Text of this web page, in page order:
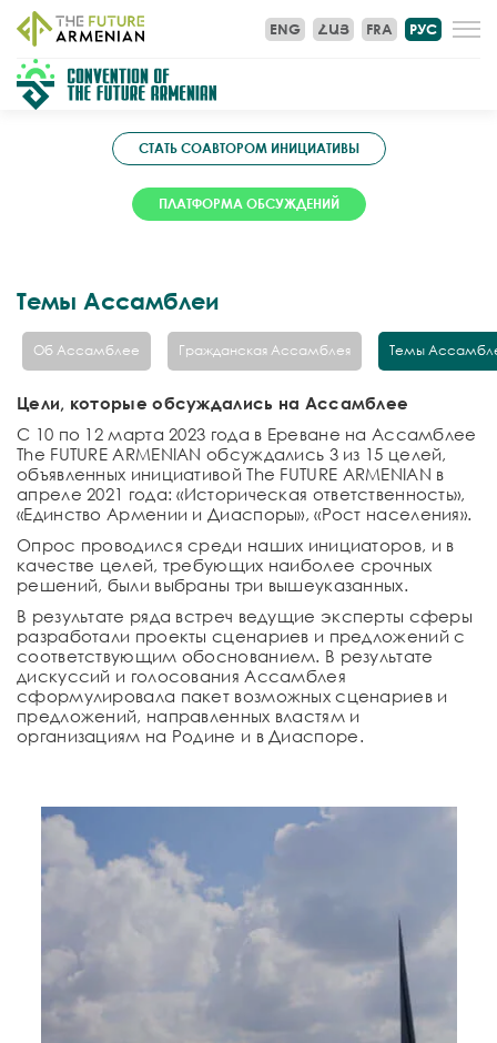
РУС
ENG ՀԱՅ FRA
СТАТЬ СОАВТОРОМ ИНИЦИАТИВЫ
ПЛАТФОРМА ОБСУЖДЕНИЙ
Темы Ассамблеи
Об Ассамблее Гражданская Ассамблея Темы
Цели, которые обсуждались на Ассамблее
С 10 по 12 марта 2023 года в Ереване на Ассамблее
The FUTURE ARMENIAN обсуждались 3 из 15 целей,
объявленных инициативой The FUTURE ARMENIAN в
апреле 2021 года: «Историческая ответственность»,
«Eдинство Армении и Диаспоры», «Рост населения».
Опрос проводился среди наших инициаторов, и в
качестве целей, требующих наиболее срочных
решений, были выбраны три вышеуказанных.
В результате ряда встреч ведущие эксперты сферы
разработали проекты сценариев и предложений с
соответствующим обоснованием. В результате
дискуссий и голосования Ассамблея
сформулировала пакет возможных сценариев и
предложений, направленных властям и
организациям на Родине и в Диаспоре.